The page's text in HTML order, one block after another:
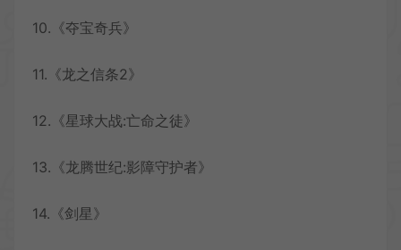
10.《夺宝奇兵》
11.《龙之信条2》
12.《星球大战:亡命之徒》
13.《龙腾世纪:影障守护者》
14.《剑星》